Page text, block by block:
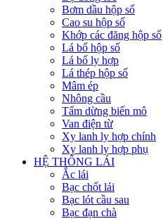
Bơm dầu hộp số
Cao su hộp số
Khớp các đăng hộp số
Lá bố hộp số
Lá bố ly hợp
Lá thép hộp số
Mâm ép
Nhông cầu
Tấm dừng biến mô
Van điện từ
Xy lanh ly hợp chính
Xy lanh ly hợp phụ
HỆ THỐNG LÁI
Ắc lái
Bạc chốt lái
Bạc lót cầu sau
Bạc đạn chà